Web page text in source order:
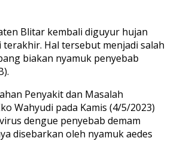
Blitar kembali diguyur hujan
Hal tersebut menjadi salah
biakan nyamuk penyebab
Penyakit dan Masalah
Wahyudi pada Kamis (4/5/2023)
dengue penyebab demam
disebarkan oleh nyamuk aedes